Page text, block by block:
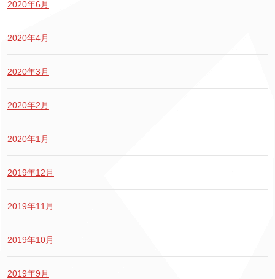
2020年6月
2020年4月
2020年3月
2020年2月
2020年1月
2019年12月
2019年11月
2019年10月
2019年9月